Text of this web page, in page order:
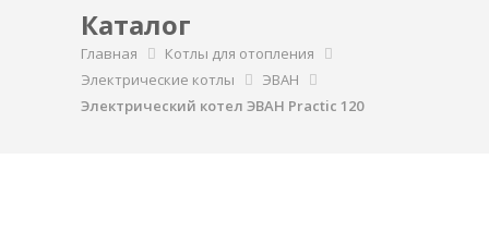
Каталог
Главная
Котлы для отопления
Электрические котлы
ЭВАН
Электрический котел ЭВАН Practic 120